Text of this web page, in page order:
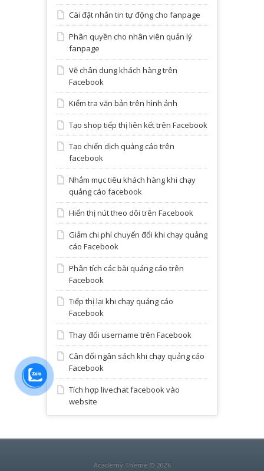
Cài đặt nhắn tin tự động cho fanpage
Phân quyền cho nhân viên quản lý
fanpage
Vẽ chân dung khách hàng trên
Facebook
Kiểm tra văn bản trên hình ảnh
Tạo shop tiếp thị liên kết trên Facebook
Tạo chiến dịch quảng cáo trên
facebook
Nhắm mục tiêu khách hàng khi chạy
quảng cáo facebook
Hiển thị nút theo dõi trên Facebook
Giảm chi phí chuyển đổi khi chạy quảng
cáo Facebook
Phân tích các bài quảng cáo trên
Facebook
Tiếp thị lại khi chạy quảng cáo
Facebook
Thay đổi username trên Facebook
Cân đối ngân sách khi chạy quảng cáo
Facebook
Tích hợp livechat facebook vào
website
Academy Theme © 2026